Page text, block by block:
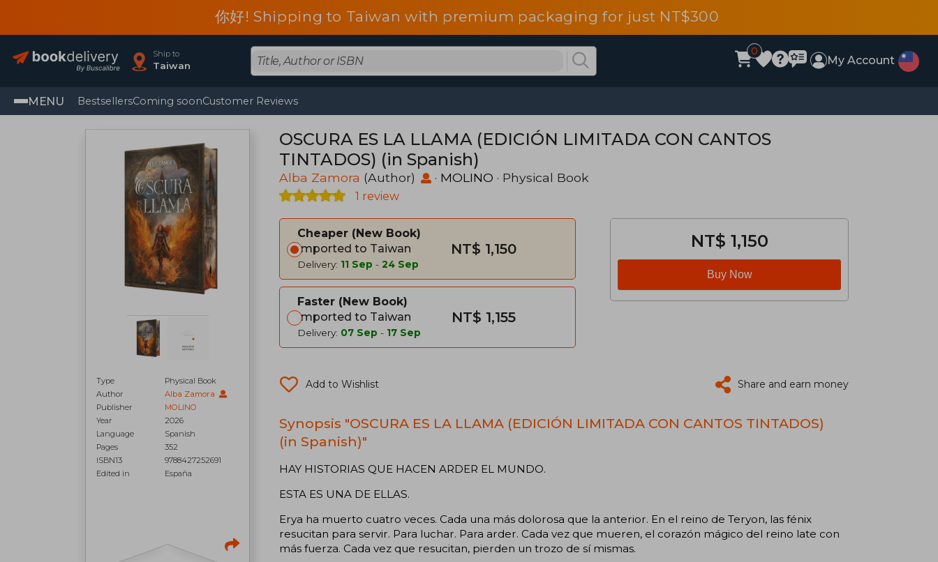
你好! Shipping to Taiwan with premium packaging for just NT$300
Ship to
Taiwan
0
My Account
MENU BestsellersComing soonCustomer Reviews
Type
Physical Book
Author
Alba Zamora
Publisher
MOLINO
Year
2026
Language
Spanish
Pages
352
ISBN13
9788427252691
Edited in
España
OSCURA ES LA LLAMA (EDICIÓN LIMITADA CON CANTOS
TINTADOS) (in Spanish)
Alba Zamora (Author) · MOLINO · Physical Book
1 review
Cheaper
New Book
Imported to Taiwan
Delivery: 11 Sep - 24 Sep
NT$ 1,150
Faster
New Book
Imported to Taiwan
Delivery: 07 Sep - 17 Sep
NT$ 1,155
NT$ 1,150
Buy Now
Add to Wishlist Share and earn money
Synopsis "OSCURA ES LA LLAMA (EDICIÓN LIMITADA CON CANTOS TINTADOS)
(in Spanish)"
HAY HISTORIAS QUE HACEN ARDER EL MUNDO.
ESTA ES UNA DE ELLAS.
Erya ha muerto cuatro veces. Cada una más dolorosa que la anterior. En el reino de Teryon, las fénix
resucitan para servir. Para luchar. Para arder. Cada vez que mueren, el corazón mágico del reino late con
más fuerza. Cada vez que resucitan, pierden un trozo de sí mismas.